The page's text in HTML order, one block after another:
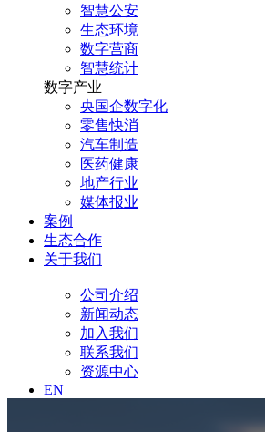
智慧公安
生态环境
数字营商
智慧统计
数字产业
央国企数字化
零售快消
汽车制造
医药健康
地产行业
媒体报业
案例
生态合作
关于我们
公司介绍
新闻动态
加入我们
联系我们
资源中心
EN